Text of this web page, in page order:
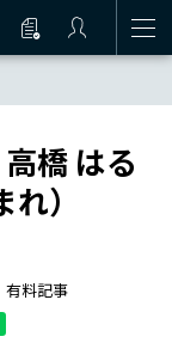
橋 はる
）
有料記事